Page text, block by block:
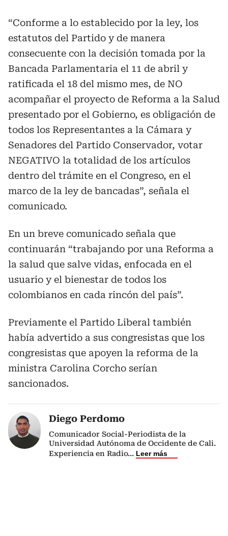
“Conforme a lo establecido por la ley, los
estatutos del Partido y de manera
consecuente con la decisión tomada por la
Bancada Parlamentaria el 11 de abril y
ratificada el 18 del mismo mes, de NO
acompañar el proyecto de Reforma a la Salud
presentado por el Gobierno, es obligación de
todos los Representantes a la Cámara y
Senadores del Partido Conservador, votar
NEGATIVO la totalidad de los artículos
dentro del trámite en el Congreso, en el
marco de la ley de bancadas”, señala el
comunicado.
En un breve comunicado señala que
continuarán “trabajando por una Reforma a
la salud que salve vidas, enfocada en el
usuario y el bienestar de todos los
colombianos en cada rincón del país”.
Previamente el Partido Liberal también
había advertido a sus congresistas que los
congresistas que apoyen la reforma de la
ministra Carolina Corcho serían
sancionados.
Diego Perdomo
Comunicador Social-Periodista de la
Universidad Autónoma de Occidente de Cali.
Experiencia en Radio... Leer más